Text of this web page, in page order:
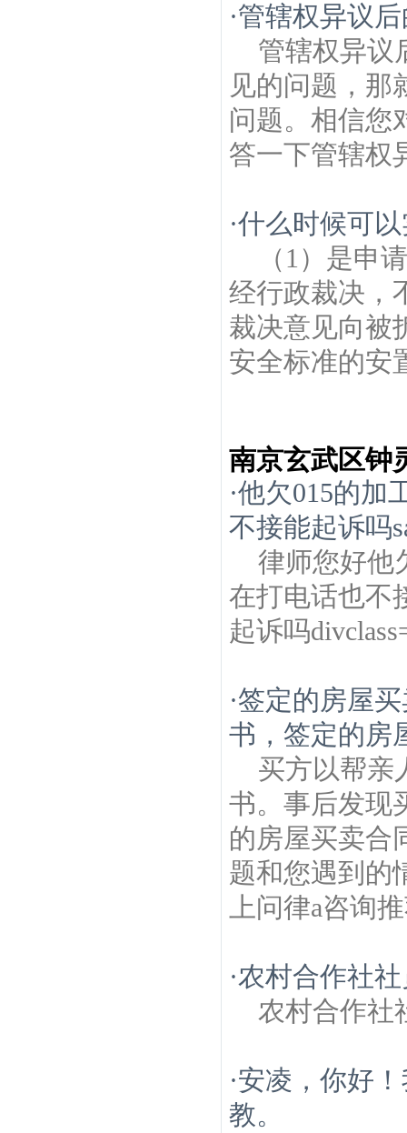
·管辖权异议
管辖权异议
见的问题，那
问题。相信您
答一下管辖权
·什么时候可
（1）是申
经行政裁决，
裁决意见向被
安全标准的安
南京玄武区钟
·他欠015的加
不接能起诉吗
律师您好他
在打电话也不
起诉吗
·签定的房屋
书，签定的房
买方以帮亲
书。事后发现
的房屋买卖合
题和您遇到的
上问律a咨询
·农村合作社
农村合作社
·安凌，你好
教。